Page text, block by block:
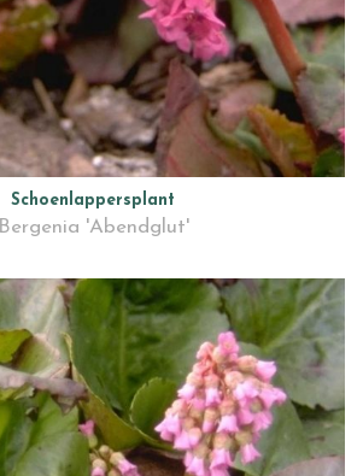
Schoenlappersplant
Bergenia 'Abendglut'